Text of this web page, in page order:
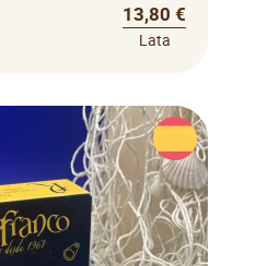
13,80 €
Lata